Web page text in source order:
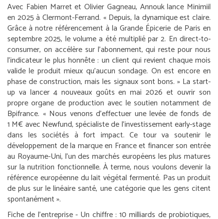
Avec Fabien Marret et Olivier Gagneau, Annouk lance Minimiil
en 2025 à Clermont-Ferrand. « Depuis, la dynamique est claire.
Grâce à notre référencement à la Grande Épicerie de Paris en
septembre 2025, le volume a été multiplié par 2. En direct-to-
consumer, on accélère sur l’abonnement, qui reste pour nous
l’indicateur le plus honnête : un client qui revient chaque mois
valide le produit mieux qu’aucun sondage. On est encore en
phase de construction, mais les signaux sont bons. » La start-
up va lancer 4 nouveaux goûts en mai 2026 et ouvrir son
propre organe de production avec le soutien notamment de
Bpifrance. « Nous venons d’effectuer une levée de fonds de
1 M€ avec Newfund, spécialiste de l’investissement early-stage
dans les sociétés à fort impact. Ce tour va soutenir le
développement de la marque en France et financer son entrée
au Royaume-Uni, l’un des marchés européens les plus matures
sur la nutrition fonctionnelle. À terme, nous voulons devenir la
référence européenne du lait végétal fermenté. Pas un produit
de plus sur le linéaire santé, une catégorie que les gens citent
spontanément».
Fiche de l’entreprise- Un chiffre : 10 milliards de probiotiques,